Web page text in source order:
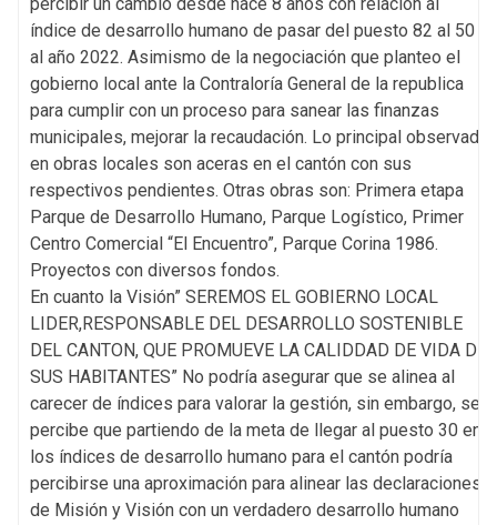
percibir un cambio desde hace 8 años con relación al
índice de desarrollo humano de pasar del puesto 82 al 50
al año 2022. Asimismo de la negociación que planteo el
gobierno local ante la Contraloría General de la republica
para cumplir con un proceso para sanear las finanzas
municipales, mejorar la recaudación. Lo principal observado
en obras locales son aceras en el cantón con sus
respectivos pendientes. Otras obras son: Primera etapa
Parque de Desarrollo Humano, Parque Logístico, Primer
Centro Comercial “El Encuentro”, Parque Corina 1986.
Proyectos con diversos fondos.
En cuanto la Visión” SEREMOS EL GOBIERNO LOCAL
LIDER,RESPONSABLE DEL DESARROLLO SOSTENIBLE
DEL CANTON, QUE PROMUEVE LA CALIDDAD DE VIDA DE
SUS HABITANTES” No podría asegurar que se alinea al
carecer de índices para valorar la gestión, sin embargo, se
percibe que partiendo de la meta de llegar al puesto 30 en
los índices de desarrollo humano para el cantón podría
percibirse una aproximación para alinear las declaraciones
de Misión y Visión con un verdadero desarrollo humano